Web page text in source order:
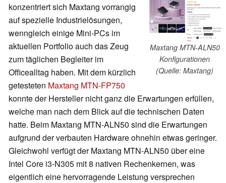
Maxtang MTN-ALN50
Konfigurationen
(Quelle: Maxtang)
konzentriert sich Maxtang vorrangig
auf spezielle Industrielösungen,
wenngleich einige Mini-PCs im
aktuellen Portfolio auch das Zeug
zum täglichen Begleiter im
Officealltag haben. Mit dem kürzlich
getesteten Maxtang MTN-FP750
konnte der Hersteller nicht ganz die Erwartungen erfüllen,
welche man nach dem Blick auf die technischen Daten
hatte. Beim Maxtang MTN-ALN50 sind die Erwartungen
aufgrund der verbauten Hardware ohnehin etwas geringer.
Gleichwohl verfügt der Maxtang MTN-ALN50 über eine
Intel Core i3-N305 mit 8 nativen Rechenkernen, was
eigentlich eine hervorragende Leistung versprechen